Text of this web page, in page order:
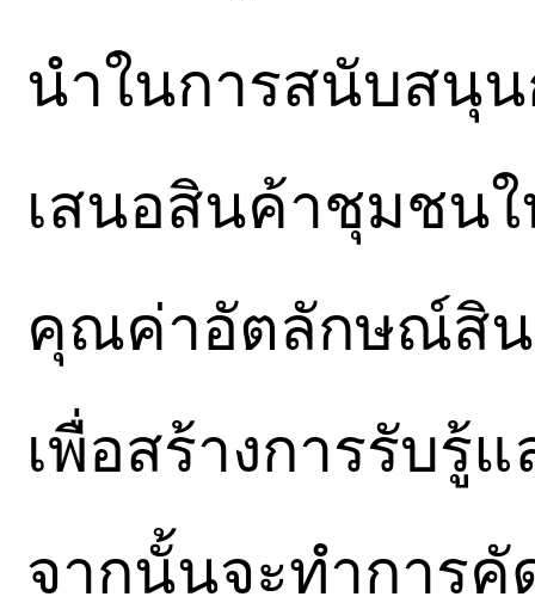
นำในการสนับสนุ
เสนอสินค้าชุมชนใ
คุณค่าอัตลักษณ์สิน
เพื่อสร้างการรับรู้
จากนั้นจะทำการ